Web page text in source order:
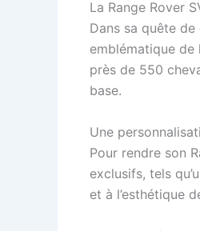
La Range Rover
Dans sa quête
emblématique de
près de 550
base.
Une
Pour rendre son
exclusifs, tels
et à l’esthétique